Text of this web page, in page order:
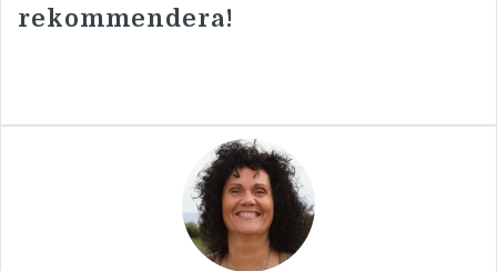
rekommendera!